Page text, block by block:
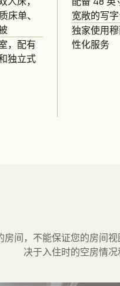
床单、
，配有
独立式
宽敞的写
独家使用
性化服务
房间，不能保证您的房间
决于入住时的空房情况